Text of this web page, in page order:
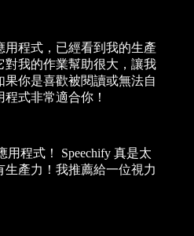
用程式，已經看到我的生產
對我的作業幫助很大，讓我
你是喜歡被閱讀或無法自
式非常適合你！
用程式！ Speechify 真是太
產力！我推薦給一位視力